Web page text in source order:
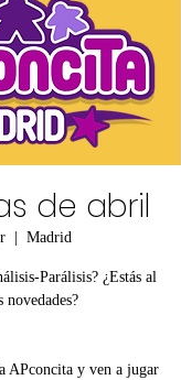
de abril
  |
Madrid
Parálisis? ¿Estás al
novedades?
APconcita y ven a jugar